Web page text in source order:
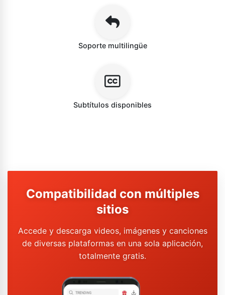
Soporte multilingüe
Subtítulos disponibles
Compatibilidad con múltiples
sitios
Accede y descarga videos, imágenes y canciones
de diversas plataformas en una sola aplicación,
totalmente gratis.